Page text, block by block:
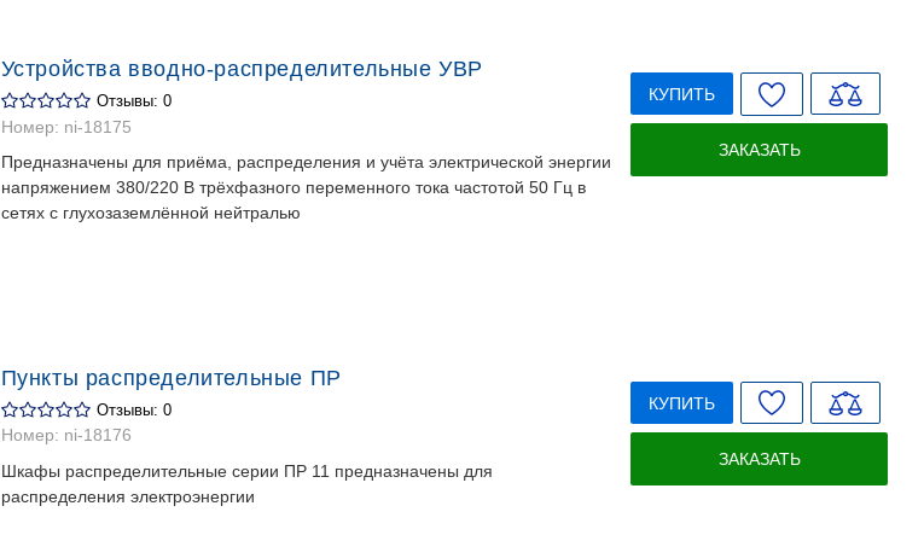
Устройства вводно-распределительные УВР
Отзывы: 0
Номер: ni-18175
Предназначены для приёма, распределения и учёта электрической энергии
напряжением 380/220 В трёхфазного переменного тока частотой 50 Гц в
сетях с глухозаземлённой нейтралью
КУПИТЬ
ЗАКАЗАТЬ
Пункты распределительные ПР
Отзывы: 0
Номер: ni-18176
Шкафы распределительные серии ПР 11 предназначены для
распределения электроэнергии
КУПИТЬ
ЗАКАЗАТЬ